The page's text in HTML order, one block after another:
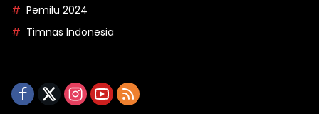
Pemilu 2024
Timnas Indonesia